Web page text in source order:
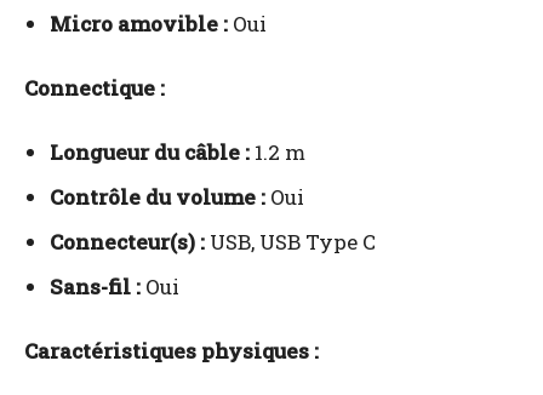
Micro amovible : Oui
Connectique :
Longueur du câble : 1.2 m
Contrôle du volume : Oui
Connecteur(s) : USB, USB Type C
Sans-fil : Oui
Caractéristiques physiques :